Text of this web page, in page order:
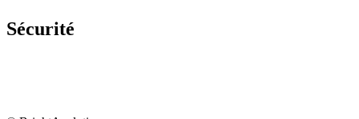
Sécurité